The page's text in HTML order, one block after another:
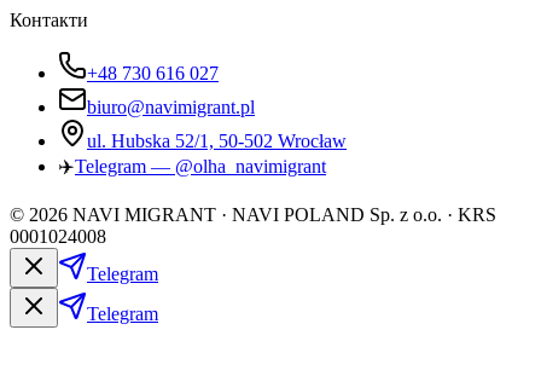
Контакти
+48 730 616 027
biuro@navimigrant.pl
ul. Hubska 52/1, 50-502 Wrocław
✈️Telegram — @olha_navimigrant
© 2026 NAVI MIGRANT · NAVI POLAND Sp. z o.o. · KRS
0001024008
Telegram
Telegram